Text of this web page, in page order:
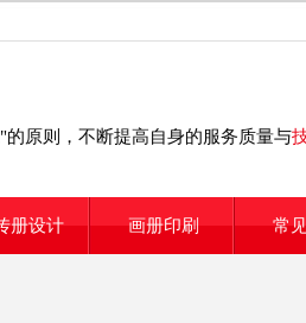
原则，不断提高自身的服务质量与
册设计 画册印刷 常